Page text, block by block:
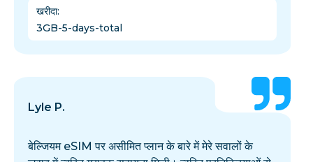
खरीदा:
3GB-5-days-total
Lyle P.
बेल्जियम eSIM पर असीमित प्लान के बारे में मेरे सवालों के